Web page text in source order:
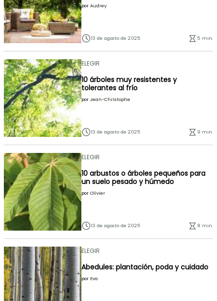
por Audrey
13 de agosto de 2025 5 min.
ELEGIR
10 árboles muy resistentes y
tolerantes al frío
por Jean-Christophe
13 de agosto de 2025 9 min.
ELEGIR
10 arbustos o árboles pequeños para
un suelo pesado y húmedo
por Olivier
13 de agosto de 2025 8 min.
ELEGIR
Abedules: plantación, poda y cuidado
por Eva